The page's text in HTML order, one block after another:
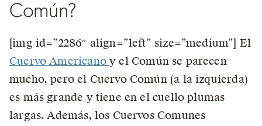
Común?
[img id=”2286″ align=”left” size=”medium”] El
Cuervo Americanoy el Común se parecen
mucho, pero el Cuervo Común (a la izquierda)
es más grande y tiene en el cuello plumas
largas. Además, los Cuervos Comunes